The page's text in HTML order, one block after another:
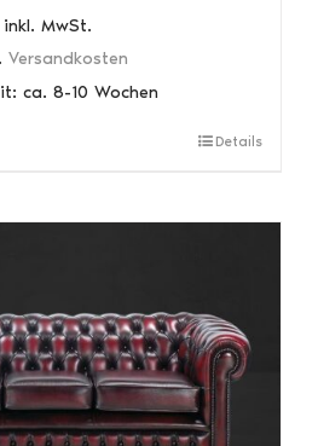
inkl. MwSt.
Versandkosten
ca. 8-10 Wochen
mehrere
Optionen
können
auf
der
Produktseite
Details